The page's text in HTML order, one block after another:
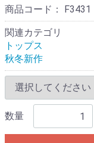
商品コード： F3431
関連カテゴリ
トップス
秋冬新作
数量